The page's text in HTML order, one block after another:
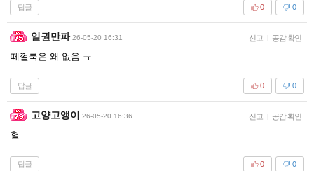
답글 0
0
일권만파 26-05-20 16:31 신고 | 공감 확인
떼껄룩은 왜 없음 ㅠ
답글 0
0
고양고앵이 26-05-20 16:36 신고 | 공감 확인
헐
답글 0
0